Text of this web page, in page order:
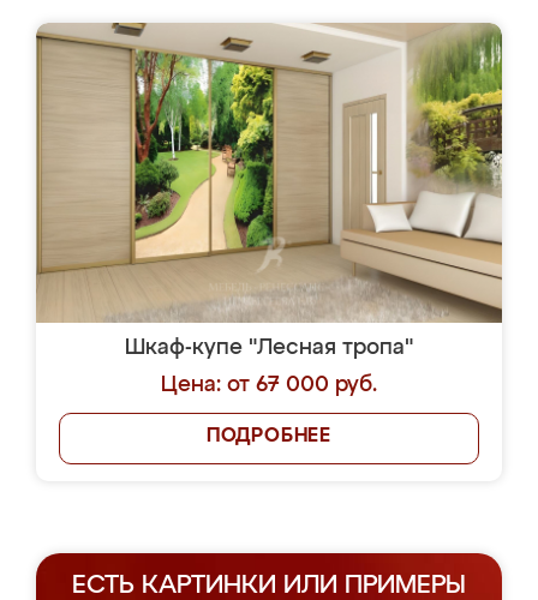
Шкаф-купе "Лесная тропа"
Цена: от 67 000 руб.
ПОДРОБНЕЕ
ЕСТЬ КАРТИНКИ ИЛИ ПРИМЕРЫ